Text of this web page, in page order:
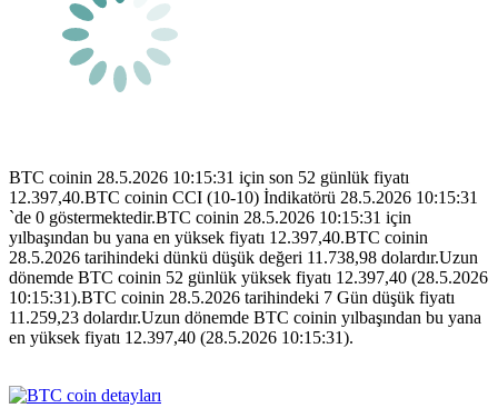
BTC coinin 28.5.2026 10:15:31 için son 52 günlük fiyatı
12.397,40.BTC coinin CCI (10-10) İndikatörü 28.5.2026 10:15:31
`de 0 göstermektedir.BTC coinin 28.5.2026 10:15:31 için
yılbaşından bu yana en yüksek fiyatı 12.397,40.BTC coinin
28.5.2026 tarihindeki dünkü düşük değeri 11.738,98 dolardır.Uzun
dönemde BTC coinin 52 günlük yüksek fiyatı 12.397,40 (28.5.2026
10:15:31).BTC coinin 28.5.2026 tarihindeki 7 Gün düşük fiyatı
11.259,23 dolardır.Uzun dönemde BTC coinin yılbaşından bu yana
en yüksek fiyatı 12.397,40 (28.5.2026 10:15:31).